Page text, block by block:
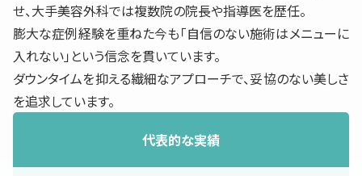
せ、大手美容外科では複数院の院長や指導医を歴任。
膨大な症例経験を重ねた今も「自信のない施術はメニューに
入れない」という信念を貫いています。
ダウンタイムを抑える繊細なアプローチで、妥協のない美しさ
を追求しています。
代表的な実績